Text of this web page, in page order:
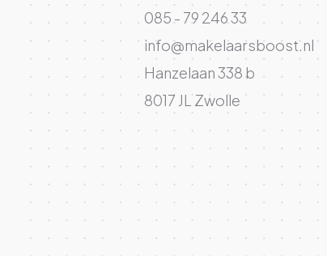
085 - 79 246 33
info@makelaarsboost.nl
Hanzelaan 338 b
8017 JL Zwolle